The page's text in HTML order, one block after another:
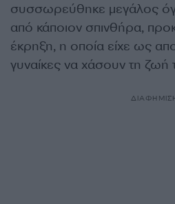
συσσωρεύθηκε μεγάλος
από κάποιον σπινθήρα,
έκρηξη, η οποία είχε ως
γυναίκες να χάσουν τη ζωή